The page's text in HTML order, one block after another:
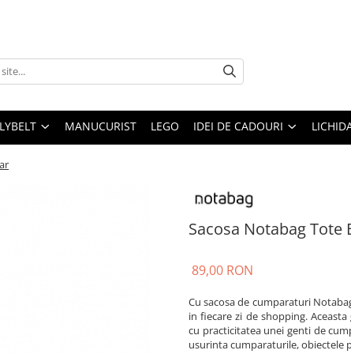
MANUCURIST LEGO IDEI DE CADOURI
Sacosa Notabag Tote
89,00 RON
Cu sacosa de cumparaturi
in fiecare zi de shopping.
cu practicitatea unei genti de
usurinta cumparaturile, obiectele